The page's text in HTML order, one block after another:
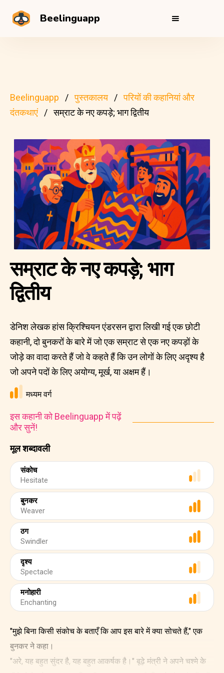
Beelinguapp
Beelinguapp पुस्तकालय
परियों की कहानियां और
दंतकथाएं
सम्राट के नए कपड़े; भाग द्वितीय
मूल शब्दावली
संकोच
Hesitate
बुनकर
Weaver
ठग
Swindler
दृश्य
Spectacle
मनोहारी
Enchanting
सम्राट के नए कपड़े; भाग
द्वितीय
डेनिश लेखक हांस क्रिश्चियन एंडरसन द्वारा लिखी गई एक छोटी
कहानी, दो बुनकरों के बारे में जो एक सम्राट से एक नए कपड़ों के
जोड़े का वादा करते हैं जो वे कहते हैं कि उन लोगों के लिए अदृश्य है
जो अपने पदों के लिए अयोग्य, मूर्ख, या अक्षम हैं।
मध्यम वर्ग
इस कहानी को Beelinguapp में पढ़ें
और सुनें!
"मुझे बिना किसी संकोच के बताएँ कि आप इस बारे में क्या सोचते हैं," एक
बुनकर ने कहा।
"अरे, यह बहुत सुंदर है, यह बहुत आकर्षक है।" बूढ़े मंत्री ने अपने चश्मे के